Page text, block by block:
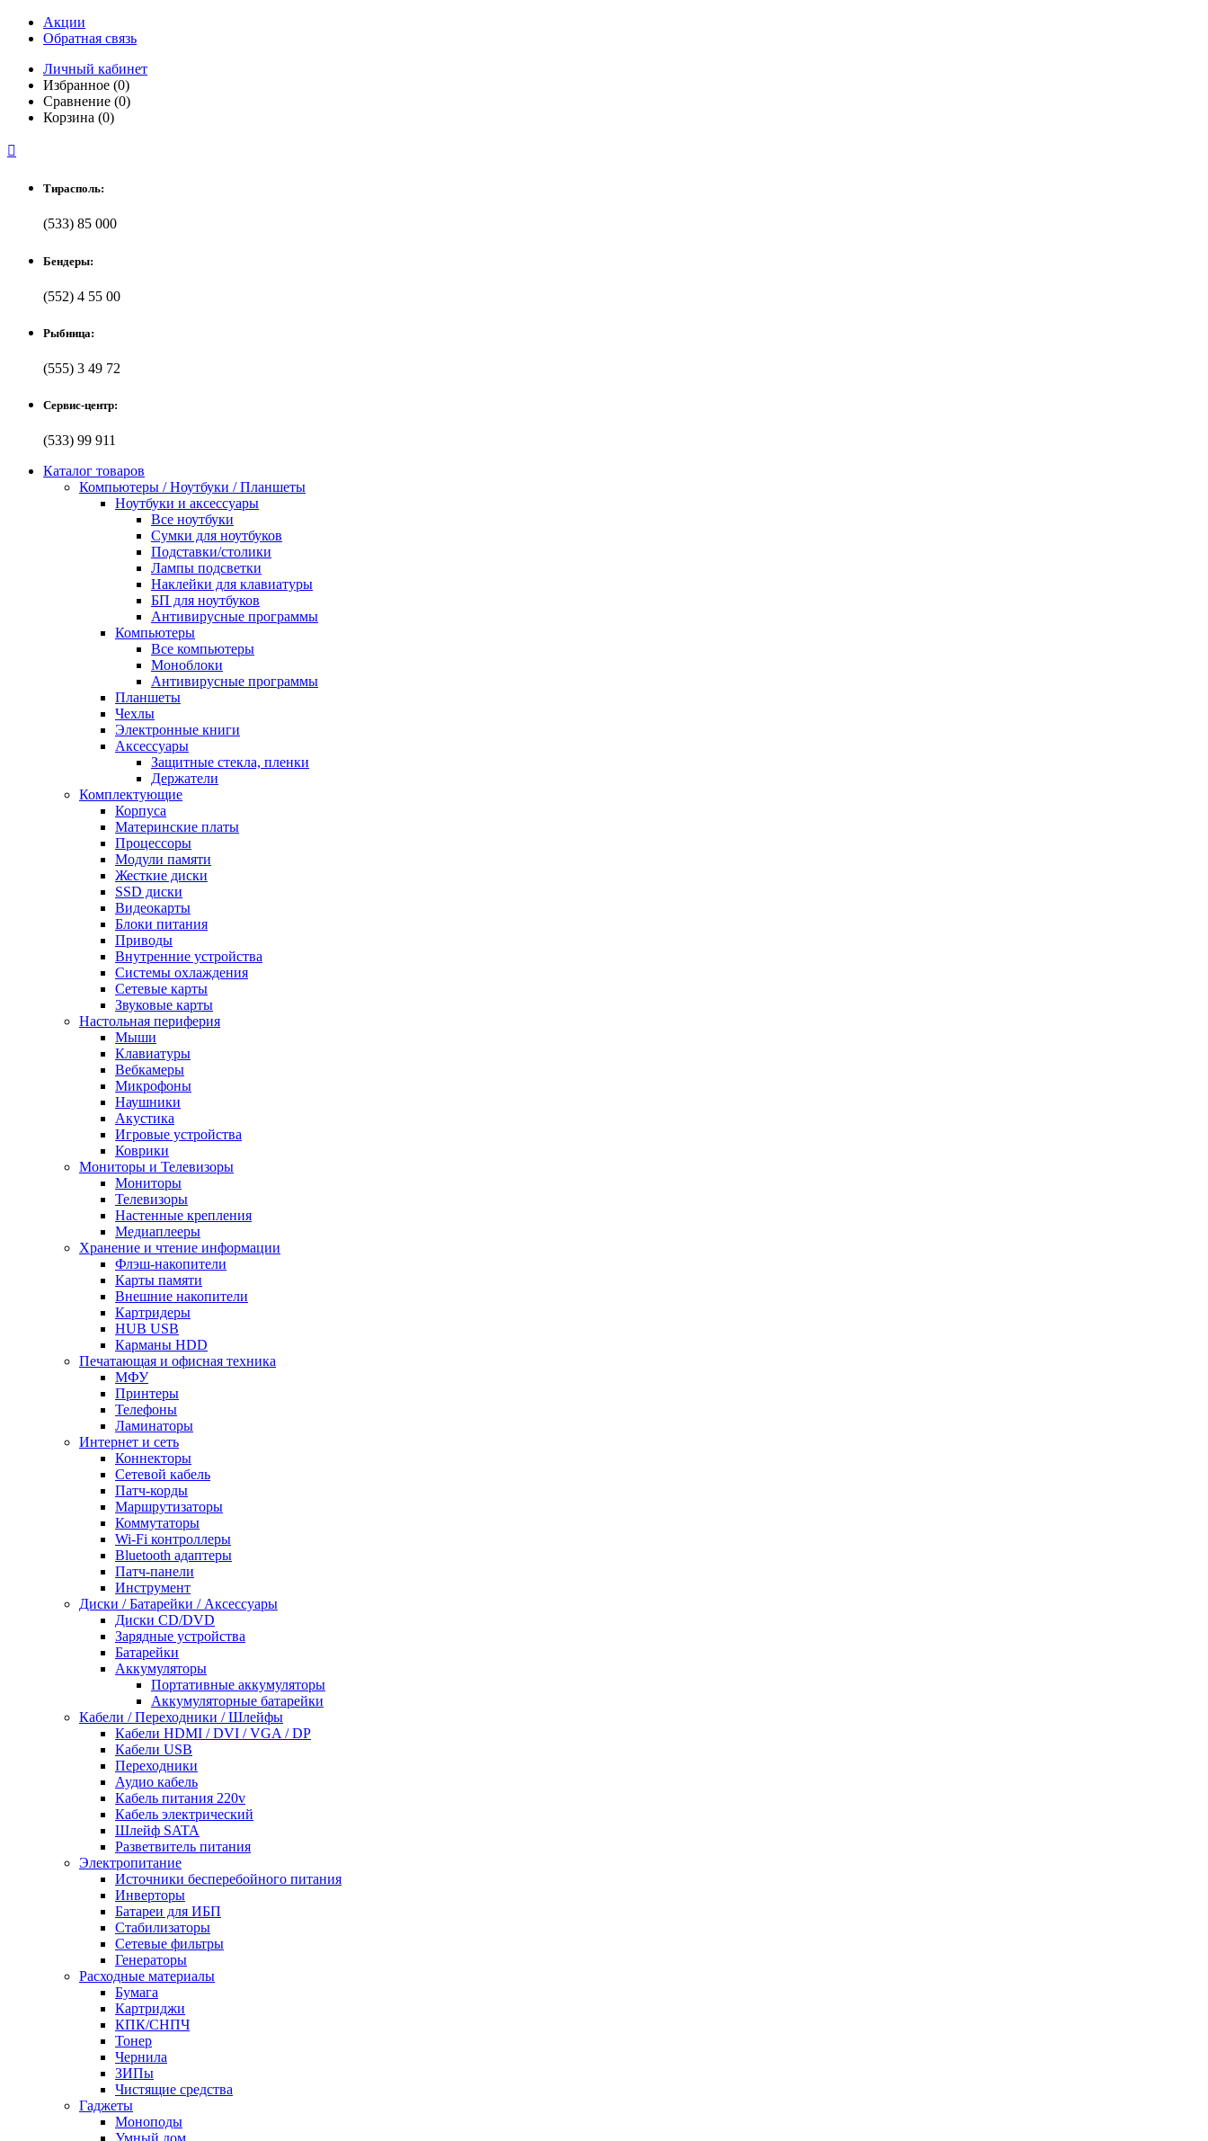
Акции
Обратная связь
Личный кабинет
Избранное (0)
Сравнение (0)
Корзина (0)

Тирасполь:
(533) 85 000
Бендеры:
(552) 4 55 00
Рыбница:
(555) 3 49 72
Сервис-центр:
(533) 99 911
Каталог товаров
Компьютеры / Ноутбуки / Планшеты
Ноутбуки и аксессуары
Все ноутбуки
Сумки для ноутбуков
Подставки/столики
Лампы подсветки
Наклейки для клавиатуры
БП для ноутбуков
Антивирусные программы
Компьютеры
Все компьютеры
Моноблоки
Антивирусные программы
Планшеты
Чехлы
Электронные книги
Аксессуары
Защитные стекла, пленки
Держатели
Комплектующие
Корпуса
Материнские платы
Процессоры
Модули памяти
Жесткие диски
SSD диски
Видеокарты
Блоки питания
Приводы
Внутренние устройства
Системы охлаждения
Сетевые карты
Звуковые карты
Настольная периферия
Мыши
Клавиатуры
Вебкамеры
Микрофоны
Наушники
Акустика
Игровые устройства
Коврики
Мониторы и Телевизоры
Мониторы
Телевизоры
Настенные крепления
Медиаплееры
Хранение и чтение информации
Флэш-накопители
Карты памяти
Внешние накопители
Картридеры
HUB USB
Карманы HDD
Печатающая и офисная техника
МФУ
Принтеры
Телефоны
Ламинаторы
Интернет и сеть
Коннекторы
Сетевой кабель
Патч-корды
Маршрутизаторы
Коммутаторы
Wi-Fi контроллеры
Bluetooth адаптеры
Патч-панели
Инструмент
Диски / Батарейки / Аксессуары
Диски CD/DVD
Зарядные устройства
Батарейки
Аккумуляторы
Портативные аккумуляторы
Аккумуляторные батарейки
Кабели / Переходники / Шлейфы
Кабели HDMI / DVI / VGA / DP
Кабели USB
Переходники
Аудио кабель
Кабель питания 220v
Кабель электрический
Шлейф SATA
Разветвитель питания
Электропитание
Источники бесперебойного питания
Инверторы
Батареи для ИБП
Стабилизаторы
Сетевые фильтры
Генераторы
Расходные материалы
Бумага
Картриджи
КПК/СНПЧ
Тонер
Чернила
ЗИПы
Чистящие средства
Гаджеты
Моноподы